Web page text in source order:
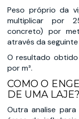
Peso próprio da
multiplicar por
concreto) por
através da seguinte
O resultado
por m³.
COMO O
DE UMA LAJE?
Outra analise